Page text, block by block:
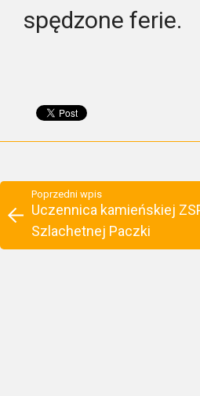
spędzone ferie.
Poprzedni wpis
Uczennica kamieńskiej
Szlachetnej Paczki